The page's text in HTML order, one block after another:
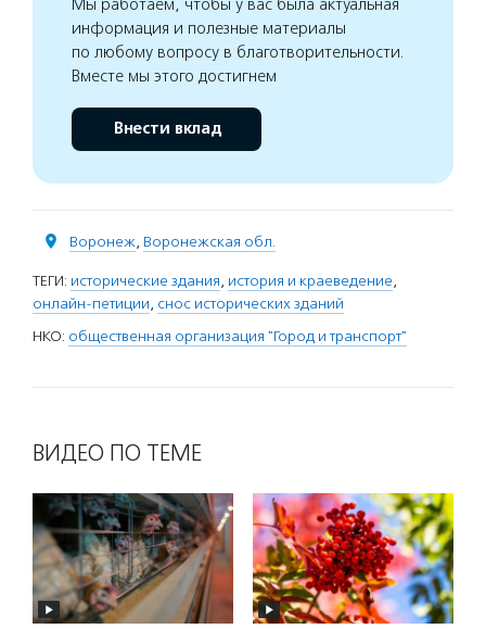
Мы работаем, чтобы у вас была актуальная
информация и полезные материалы
по любому вопросу в благотворительности.
Вместе мы этого достигнем
Внести вклад
Воронеж, Воронежская обл.
ТЕГИ: исторические здания, история и краеведение,
онлайн-петиции, снос исторических зданий
НКО: общественная организация "Город и транспорт"
ВИДЕО ПО ТЕМЕ